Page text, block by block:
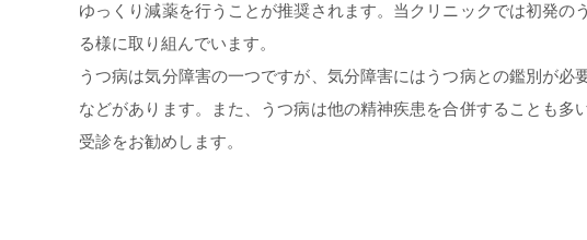
ゆっくり減薬を行うことが推奨されます。当クリニックでは初発
る様に取り組んでいます。
うつ病は気分障害の一つですが、気分障害にはうつ病との鑑別が必
などがあります。また、うつ病は他の精神疾患を合併することも
受診をお勧めします。